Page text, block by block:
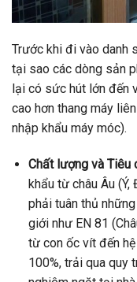
Trước khi đi vào danh
tại sao các dòng sản
lại có sức hút lớn đến
cao hơn thang máy
nhập khẩu máy móc).
Chất lượng và Tiêu
khẩu từ châu Âu
phải tuân thủ
giới như EN 81
từ con ốc vít đến
100%, trải qua quy